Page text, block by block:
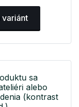
sa
alebo
(kontrast